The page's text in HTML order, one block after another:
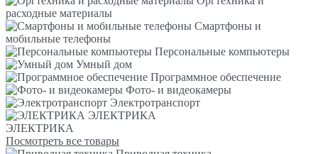
расходные материалы
Смартфоны и
мобильные телефоны
Персональные компьютеры
Умный дом
Программное обеспечение
Фото- и видеокамеры
Электротранспорт
ЭЛЕКТРИКА
ЭЛЕКТРИКА
Посмотреть все товары